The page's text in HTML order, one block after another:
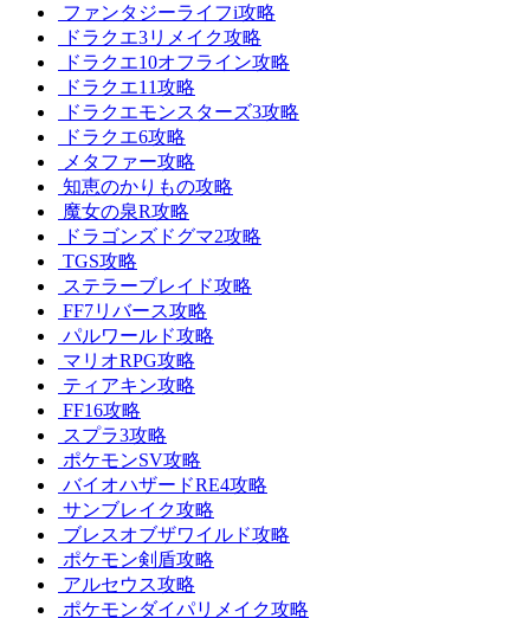
ファンタジーライフi攻略
ドラクエ3リメイク攻略
ドラクエ10オフライン攻略
ドラクエ11攻略
ドラクエモンスターズ3攻略
ドラクエ6攻略
メタファー攻略
知恵のかりもの攻略
魔女の泉R攻略
ドラゴンズドグマ2攻略
TGS攻略
ステラーブレイド攻略
FF7リバース攻略
パルワールド攻略
マリオRPG攻略
ティアキン攻略
FF16攻略
スプラ3攻略
ポケモンSV攻略
バイオハザードRE4攻略
サンブレイク攻略
ブレスオブザワイルド攻略
ポケモン剣盾攻略
アルセウス攻略
ポケモンダイパリメイク攻略